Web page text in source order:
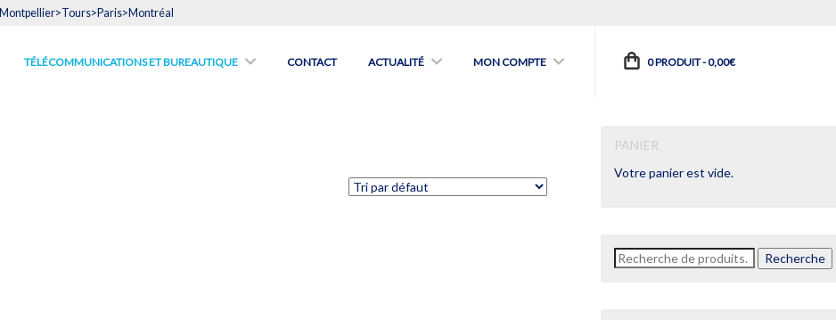
Montpellier>Tours>Paris>Montréal
TÉLÉCOMMUNICATIONS ET BUREAUTIQUE CONTACT ACTUALITÉ MON COMPTE 0 PRODUIT -0,00€
PANIER
Votre panier est vide.
Recherche
pour :
Recherche